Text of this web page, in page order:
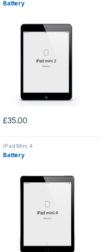
Battery
£35.00
iPad Mini 4
Battery